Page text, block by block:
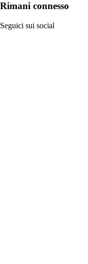
Rimani connesso
Seguici sui social